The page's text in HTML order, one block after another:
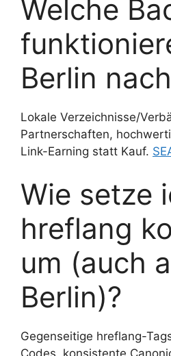
Welche
Berlin
Lokale Verzeichnisse/
Partnerschaften,
Link-Earning statt Kauf.
Wie setze
hreflang
um (auch
Berlin)?
Gegenseitige hreflang-
Codes, konsistente